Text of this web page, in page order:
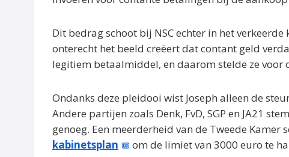
Dit bedrag schoot bij NSC echter in het verkeerde
onterecht het beeld creëert dat contant geld
legitiem betaalmiddel, en daarom stelde ze voor
Ondanks deze pleidooi wist Joseph alleen de
Andere partijen zoals Denk, FvD, SGP en JA21
genoeg. Een meerderheid van de Tweede
kabinetsplan
om de limiet van 3000 euro te